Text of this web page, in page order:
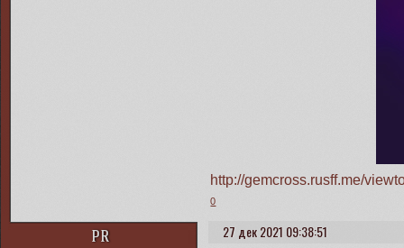
http://gemcross.rusff.me/
0
27 дек 2021 09:38:51
PR